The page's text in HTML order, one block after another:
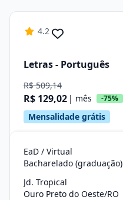
4.2
Letras - Português
R$ 509,14
R$ 129,02 | mês -75%
Mensalidade grátis
EaD / Virtual
Bacharelado (graduação)
Jd. Tropical
Ouro Preto do Oeste/RO